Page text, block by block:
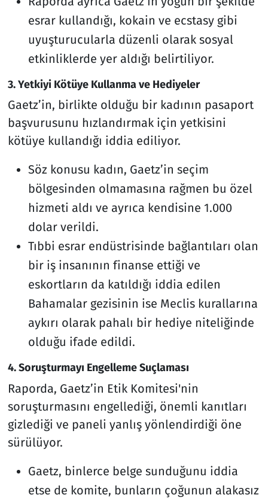
esrar kullandığı, kokain ve ecstasy gibi
uyuşturucularla düzenli olarak sosyal
etkinliklerde yer aldığı belirtiliyor.
3. Yetkiyi Kötüye Kullanma ve Hediyeler
Gaetz’in, birlikte olduğu bir kadının pasaport
başvurusunu hızlandırmak için yetkisini
kötüye kullandığı iddia ediliyor.
Söz konusu kadın, Gaetz’in seçim
bölgesinden olmamasına rağmen bu özel
hizmeti aldı ve ayrıca kendisine 1.000
dolar verildi.
Tıbbi esrar endüstrisinde bağlantıları olan
bir iş insanının finanse ettiği ve
eskortların da katıldığı iddia edilen
Bahamalar gezisinin ise Meclis kurallarına
aykırı olarak pahalı bir hediye niteliğinde
olduğu ifade edildi.
4. Soruşturmayı Engelleme Suçlaması
Raporda, Gaetz’in Etik Komitesi'nin
soruşturmasını engellediği, önemli kanıtları
gizlediği ve paneli yanlış yönlendirdiği öne
sürülüyor.
Gaetz, binlerce belge sunduğunu iddia
etse de komite, bunların çoğunun alakasız